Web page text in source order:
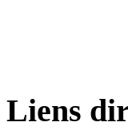
Liens